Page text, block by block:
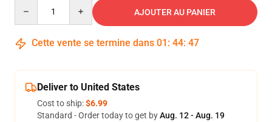
AJOUTER AU PANIER
Cette vente se termine dans 01 : 44: 47
Deliver to United States
Cost to ship:$6.99
Standard - Order today to get byAug. 12 - Aug. 19